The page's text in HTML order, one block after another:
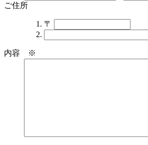
ご住所
〒
内容 ※